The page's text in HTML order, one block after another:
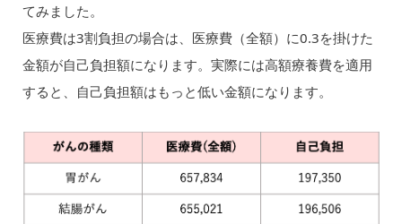
てみました。
医療費は3割負担の場合は、医療費（全額）に0.3を掛けた
金額が自己負担額になります。実際には高額療養費を適用
すると、自己負担額はもっと低い金額になります。